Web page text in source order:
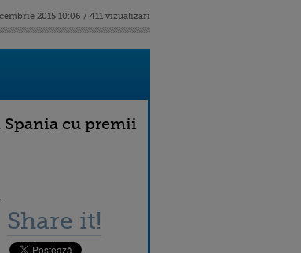
2015 10:06 / 411 vizualizari
cu premii
Share it!